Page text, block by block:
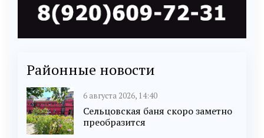
Районные новости
6 августа 2026, 14:40
Сельцовская баня скоро заметно
преобразится